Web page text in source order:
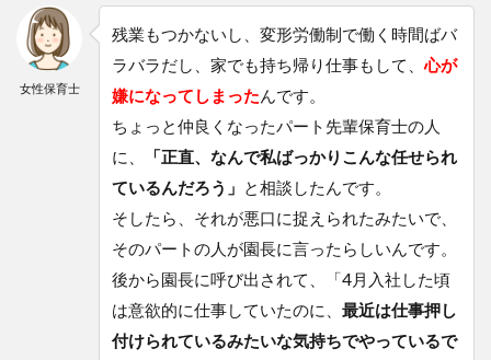
女性保育士
残業もつかないし、変形労働制で働く時間ばバ
ラバラだし、家でも持ち帰り仕事もして、心が
嫌になってしまったんです。
ちょっと仲良くなったパート先輩保育士の人
に、
「正直、なんで私ばっかりこんな任せられ
ているんだろう」 と相談したんです。
そしたら、それが悪口に捉えられたみたいで、
そのパートの人が園長に言ったらしいんです。
後から園長に呼び出されて、「4月入社した頃
は意欲的に仕事していたのに、 最近は仕事押し
付けられているみたいな気持ちでやっているで